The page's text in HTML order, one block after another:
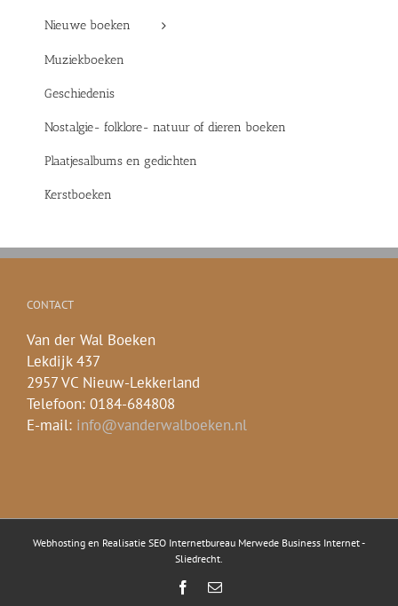
Nieuwe boeken
Muziekboeken
Geschiedenis
Nostalgie- folklore- natuur of dieren boeken
Plaatjesalbums en gedichten
Kerstboeken
CONTACT
Van der Wal Boeken
Lekdijk 437
2957 VC Nieuw-Lekkerland
Telefoon: 0184-684808
E-mail: info@vanderwalboeken.nl
Webhosting en Realisatie SEO Internetbureau Merwede Business Internet -
Sliedrecht
Facebook
E-